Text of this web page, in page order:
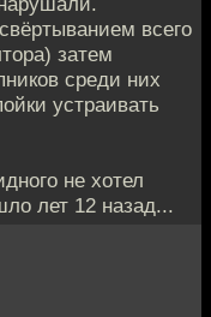
всего
затем
среди них
устраивать
не хотел
лет 12 назад...